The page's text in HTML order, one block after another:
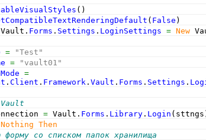
( )
( False )
Vault. Forms . Settings . LoginSettings = New
=
"Test"
=
"vault01"
=
.Client . Framework .Vault . Forms . Settings .
= Vault. Forms . Library . Login ( sttngs
Nothing
Then
форму со списком папок хранилища